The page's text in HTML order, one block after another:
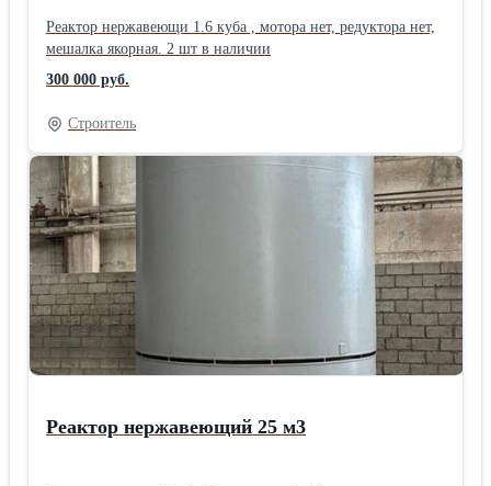
Реактор нержавеющи 1.6 куба , мотора нет, редуктора нет,
мешалка якорная. 2 шт в наличии
300 000 руб.
Строитель
Реактор нержавеющий 25 м3